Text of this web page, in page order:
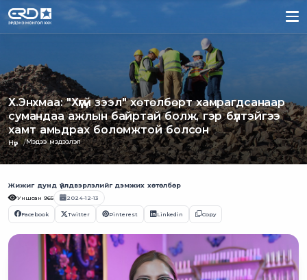
Х.Энхмаа: "Хүүгүй зээл" хөтөлбөрт хамрагдсанаар
сумандаа ажлын байртай болж, гэр бүлтэйгээ
хамт амьдрах боломжтой болсон
Нүүр Мэдээ мэдээлэл
Жижиг дунд үйлдвэрлэлийг дэмжих хөтөлбөр
Уншсан 965 2024-12-13
Facebook Twitter Pinterest Linkedin Copy